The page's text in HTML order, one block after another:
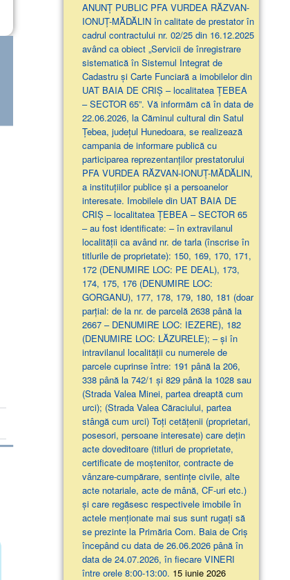
ANUNŢ PUBLIC PFA VURDEA RĂZVAN-
IONUȚ-MĂDĂLIN în calitate de prestator în
cadrul contractului nr. 02/25 din 16.12.2025
având ca obiect „Servicii de înregistrare
sistematică în Sistemul Integrat de
Cadastru și Carte Funciară a imobilelor din
UAT BAIA DE CRIȘ – localitatea ȚEBEA
– SECTOR 65”. Vă informăm că în data de
22.06.2026, la Căminul cultural din Satul
Țebea, județul Hunedoara, se realizează
campania de informare publică cu
participarea reprezentanților prestatorului
PFA VURDEA RĂZVAN-IONUȚ-MĂDĂLIN,
a instituțiilor publice și a persoanelor
interesate. Imobilele din UAT BAIA DE
CRIȘ – localitatea ȚEBEA – SECTOR 65
– au fost identificate: – în extravilanul
localităţii ca având nr. de tarla (înscrise în
titlurile de proprietate): 150, 169, 170, 171,
172 (DENUMIRE LOC: PE DEAL), 173,
174, 175, 176 (DENUMIRE LOC:
GORGANU), 177, 178, 179, 180, 181 (doar
parţial: de la nr. de parcelă 2638 până la
2667 – DENUMIRE LOC: IEZERE), 182
(DENUMIRE LOC: LĂZURELE); – și în
intravilanul localității cu numerele de
parcele cuprinse între: 191 până la 206,
338 până la 742/1 și 829 până la 1028 sau
(Strada Valea Minei, partea dreaptă cum
urci); (Strada Valea Căraciului, partea
stângă cum urci) Toți cetățenii (proprietari,
posesori, persoane interesate) care dețin
acte doveditoare (titluri de proprietate,
certificate de moștenitor, contracte de
vânzare-cumpărare, sentințe civile, alte
acte notariale, acte de mână, CF-uri etc.)
și care regăsesc respectivele imobile în
actele menționate mai sus sunt rugați să
se prezinte la Primăria Com. Baia de Criș
începând cu data de 26.06.2026 până în
data de 24.07.2026, în fiecare VINERI
între orele 8:00-13:00. 15 iunie 2026